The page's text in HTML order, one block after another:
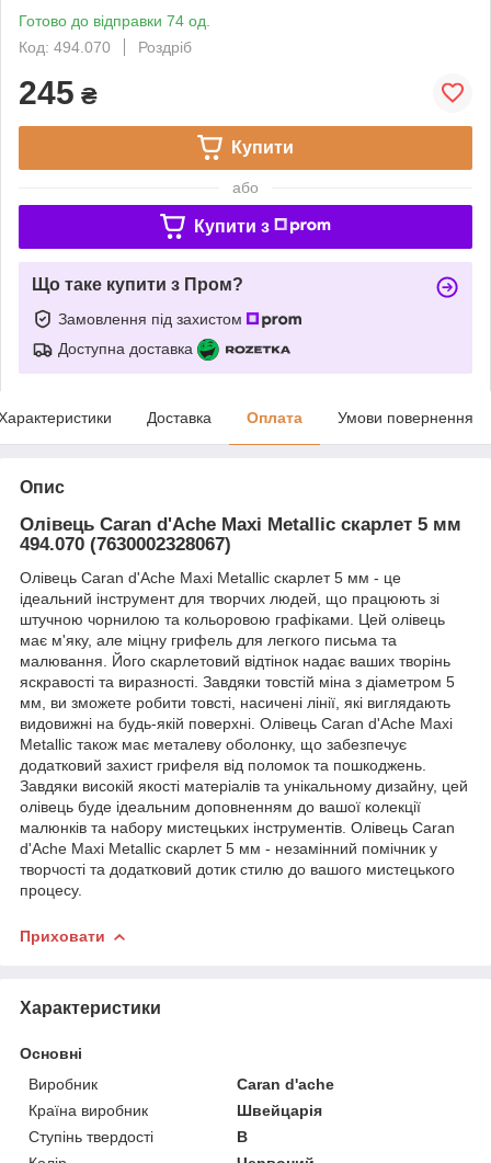
Готово до відправки 74 од.
Код: 494.070
Роздріб
245 ₴
Купити
або
Купити з
Що таке купити з Пром?
Замовлення під захистом
Доступна доставка
Доставка Оплата Умови повернення
Опис
Олівець Caran d'Ache Maxi Metallic скарлет 5 мм
494.070 (7630002328067)
Олівець Caran d'Ache Maxi Metallic скарлет 5 мм - це
ідеальний інструмент для творчих людей, що працюють зі
штучною чорнилою та кольоровою графіками. Цей олівець
має м'яку, але міцну грифель для легкого письма та
малювання. Його скарлетовий відтінок надає ваших творінь
яскравості та виразності. Завдяки товстій міна з діаметром 5
мм, ви зможете робити товсті, насичені лінії, які виглядають
видовижні на будь-якій поверхні. Олівець Caran d'Ache Maxi
Metallic також має металеву оболонку, що забезпечує
додатковий захист грифеля від поломок та пошкоджень.
Завдяки високій якості матеріалів та унікальному дизайну, цей
олівець буде ідеальним доповненням до вашої колекції
малюнків та набору мистецьких інструментів. Олівець Caran
d'Ache Maxi Metallic скарлет 5 мм - незамінний помічник у
творчості та додатковий дотик стилю до вашого мистецького
процесу.
Приховати
Характеристики
Основні
Виробник
Caran d'ache
Країна виробник
Швейцарія
Ступінь твердості
В